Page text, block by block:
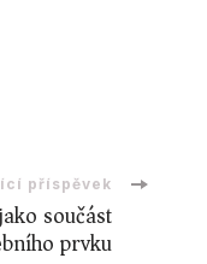
příspěvek
součást
prvku